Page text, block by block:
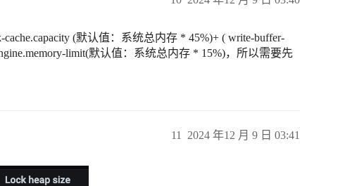
(默认值：系统总内存 * 45%)+ ( write-buffer-
limit(默认值：系统总内存 * 15%)，所以需要先
2024 年12 月 9 日 03:41
11